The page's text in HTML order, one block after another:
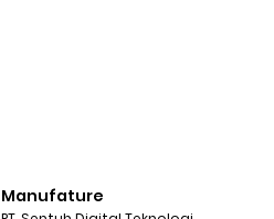
Manufature